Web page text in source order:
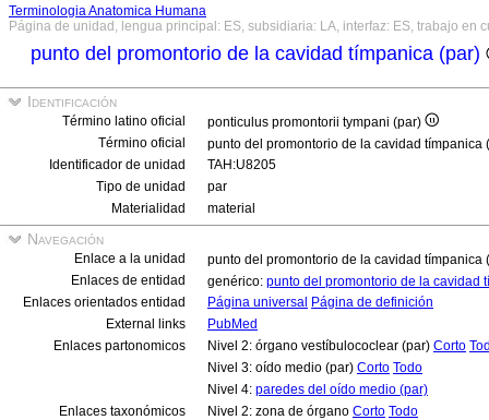
Terminologia Anatomica Humana
Página de unidad, lengua principal: ES, subsidiaria: LA, interfaz: ES, trabajo en
punto del promontorio de la cavidad tímpanica (par)
Identificación
Término latino oficial
ponticulus promontorii tympani (par)
Término oficial
punto del promontorio de la cavidad tímpanica
Identificador de unidad
TAH:U8205
Tipo de unidad
par
Materialidad
material
Navegación
Enlace a la unidad
punto del promontorio de la cavidad tímpanica
Enlaces de entidad
genérico: punto del promontorio de la cavidad
Enlaces orientados entidad
Página universal Página de definición
External links
PubMed
Enlaces partonomicos
Nivel 2: órgano vestíbulococlear (par) Corto
Nivel 3: oído medio (par) Corto Todo
Nivel 4: paredes del oído medio (par)
Enlaces taxonómicos
Nivel 2: zona de órgano Corto Todo